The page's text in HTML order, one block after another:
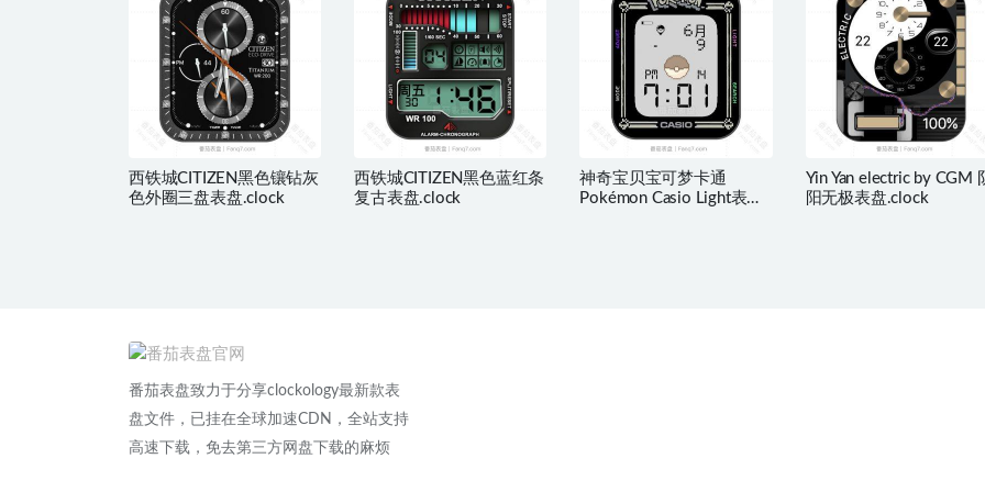
西铁城CITIZEN黑色镶钻灰
色外圈三盘表盘.clock
西铁城CITIZEN黑色蓝红条
复古表盘.clock
神奇宝贝宝可梦卡通
Pokémon Casio Light表
Yin Yan electric by CGM
阳无极表盘.clock
番茄表盘致力于分享clockology最新款表
盘文件，已挂在全球加速CDN，全站支持
高速下载，免去第三方网盘下载的麻烦